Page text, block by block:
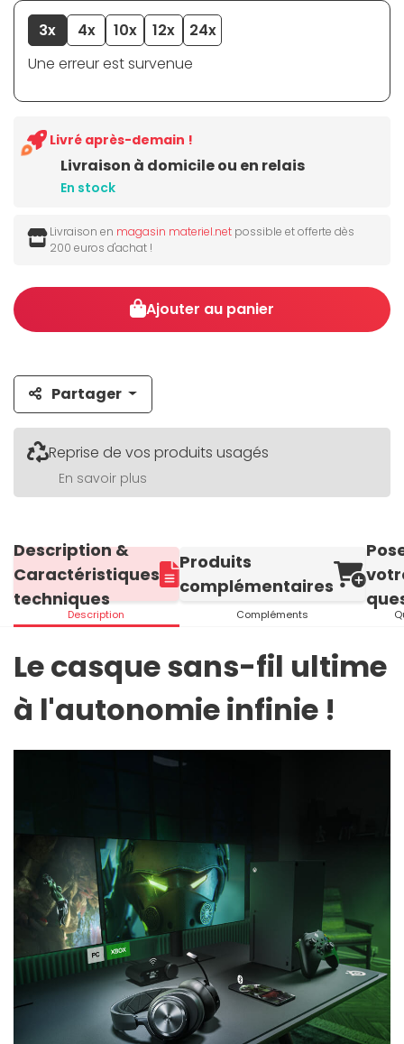
3x 4x 10x 12x
24x
Une erreur est survenue
Livraison à domicile ou en relais
En stock
Livré après-demain !
Livraison en magasin materiel.net possible et offerte dès
200 euros d'achat !
Ajouter au panier
Partager
Reprise de vos produits usagés
En savoir plus
Description &
Caractéristiques
techniques
Description
Produits
complémentaires
Compléments
Le casque sans-fil ultime
à l'autonomie infinie !